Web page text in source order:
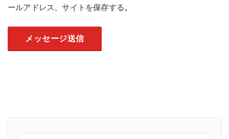
ールアドレス、サイトを保存する。